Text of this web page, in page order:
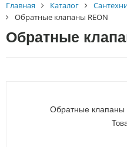
Главная Каталог
Обратные клапаны REON
Обратные
Обратные